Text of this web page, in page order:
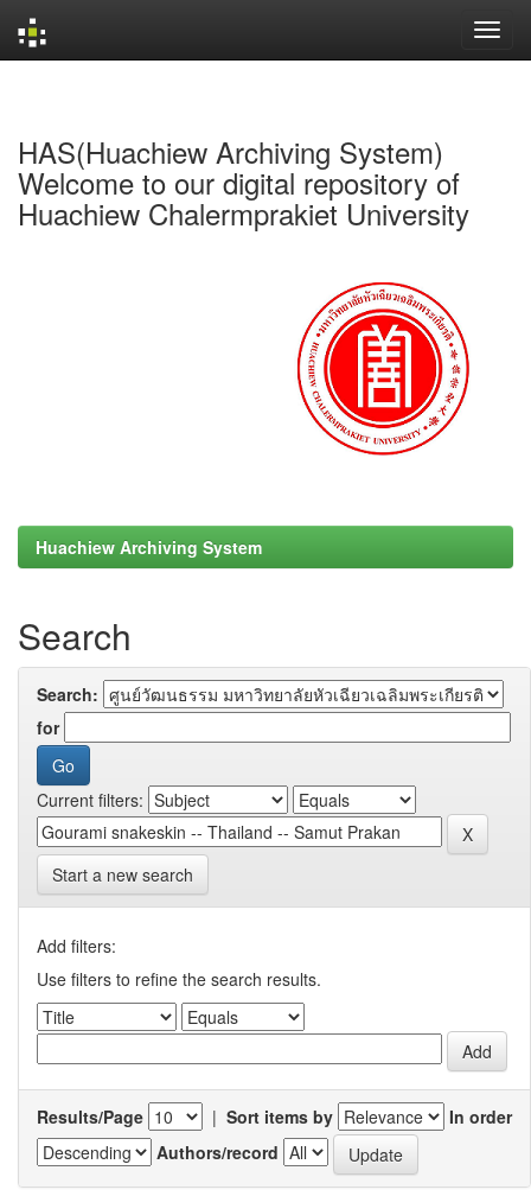
HAS(Huachiew Archiving System)
Welcome to our digital repository of
Huachiew Chalermprakiet University
Huachiew Archiving System
Search
Search:
for
Current filters:
Start a new search
Add filters:
Use filters to refine the search results.
Results/Page | Sort items by
In order
Authors/record